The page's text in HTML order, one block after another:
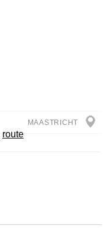
route
MAASTRICHT